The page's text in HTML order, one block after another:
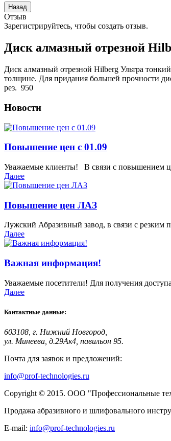
Отзыв
Зарегистрируйтесь, чтобы создать отзыв.
Диск алмазный отрезной
Диск алмазный отрезной Hilberg Ультра
толщине. Для придания большей прочности
рез. 950
Новости
Повышение цен с 01.09
Уважаемые клиенты! В связи с повышением
Далее
Повышение цен ЛАЗ
Лужский Абразивный завод, в связи с резким
Далее
Важная информация!
Уважаемые посетители! Для получения
Далее
Контактные данные:
603108, г. Нижний Новгород,
ул. Минеева, д.29Ак4, павильон 95.
Почта для заявок и предложений:
info@prof-technologies.ru
Copyright © 2015. ООО "Профессиональные
Продажа абразивного и шлифовального
E-mail: info@prof-technologies.ru